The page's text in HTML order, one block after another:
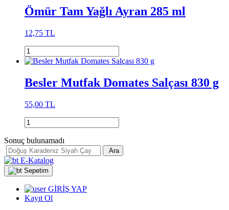
Ömür Tam Yağlı Ayran 285 ml
12,75 TL
Besler Mutfak Domates Salçası 830 g
55,00 TL
Sonuç bulunamadı
Ara
E-Katalog
Sepetim
GİRİŞ YAP
Kayıt Ol